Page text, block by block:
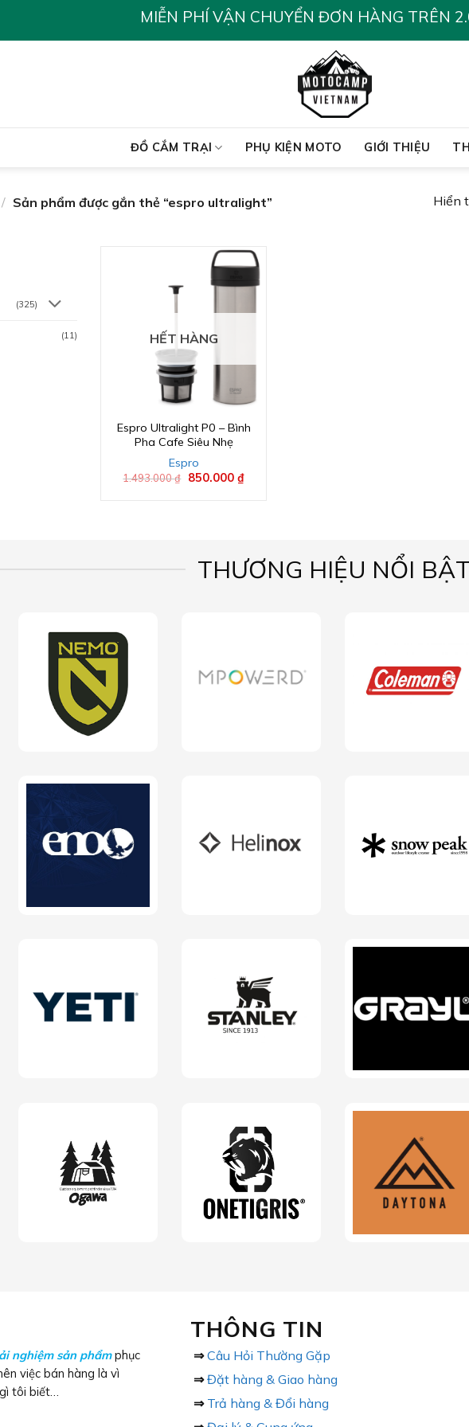
MIỄN PHÍ VẬN CHUYỂN ĐƠN HÀNG TRÊN
ĐỒ CẮM TRẠI PHỤ KIỆN MOTO GIỚI THIỆU
/ Sản phẩm được gắn thẻ “espro ultralight” Hiển
(325)
(11) HẾT HÀNG
Espro Ultralight P0 – Bình
Pha Cafe Siêu Nhẹ
Espro
1.493.000₫ Giá
850.000 ₫Giá
THƯƠNG HIỆU NỔI BẬT
nghiệm sản phẩmphục
việc bán hàng là vì
tôi biết…
THÔNG TIN
⇒ Câu Hỏi Thường Gặp
⇒ Đặt hàng & Giao hàng
⇒ Trả hàng & Đổi hàng